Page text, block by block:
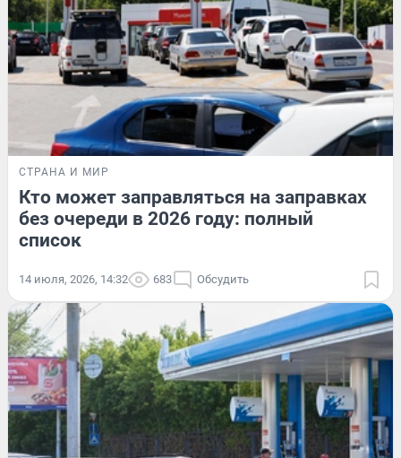
СТРАНА И МИР
Кто может заправляться на заправках
без очереди в 2026 году: полный
список
14 июля, 2026, 14:32 683 Обсудить